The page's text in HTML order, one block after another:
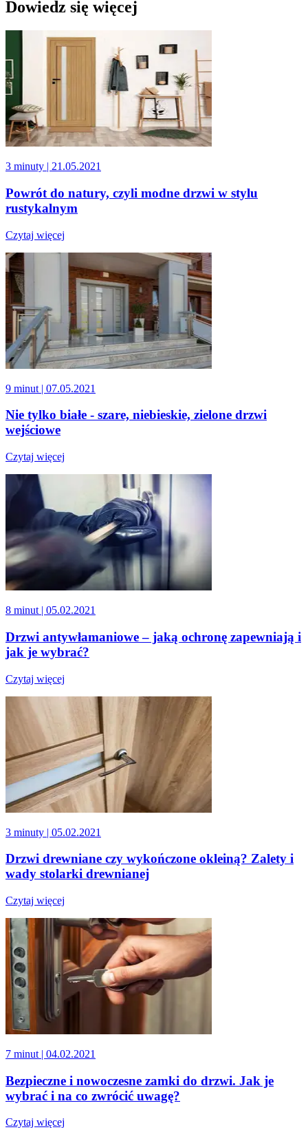
Dowiedz się więcej
3 minuty | 21.05.2021
Powrót do natury, czyli modne drzwi w stylu
rustykalnym
Czytaj więcej
9 minut | 07.05.2021
Nie tylko białe - szare, niebieskie, zielone drzwi
wejściowe
Czytaj więcej
8 minut | 05.02.2021
Drzwi antywłamaniowe – jaką ochronę zapewniają i
jak je wybrać?
Czytaj więcej
3 minuty | 05.02.2021
Drzwi drewniane czy wykończone okleiną? Zalety i
wady stolarki drewnianej
Czytaj więcej
7 minut | 04.02.2021
Bezpieczne i nowoczesne zamki do drzwi. Jak je
wybrać i na co zwrócić uwagę?
Czytaj więcej